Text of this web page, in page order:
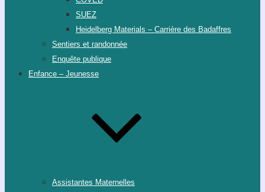
SUEZ
Heidelberg Materials – Carrière des Badaffres
Sentiers et randonnée
Enquête publique
Enfance – Jeunesse
Assistantes Maternelles